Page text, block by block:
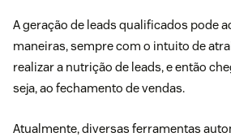
A geração de leads qualificados pode
maneiras, sempre com o intuito de
realizar a nutrição de leads, e então
seja, ao fechamento de vendas.
Atualmente, diversas ferramentas